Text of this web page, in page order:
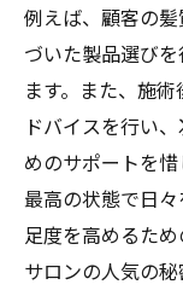
例えば、顧客の
づいた製品選び
ます。また、施
ドバイスを行い
めのサポートを
最高の状態で日
足度を高めるた
サロンの人気の秘